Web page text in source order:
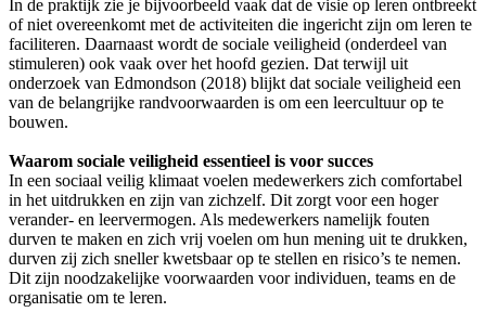
In de praktijk zie je bijvoorbeeld vaak dat de visie op leren ontbreekt
of niet overeenkomt met de activiteiten die ingericht zijn om leren te
faciliteren. Daarnaast wordt de sociale veiligheid (onderdeel van
stimuleren) ook vaak over het hoofd gezien. Dat terwijl uit
onderzoek van Edmondson (2018) blijkt dat sociale veiligheid een
van de belangrijke randvoorwaarden is om een leercultuur op te
bouwen.
Waarom sociale veiligheid essentieel is voor succes
In een sociaal veilig klimaat voelen medewerkers zich comfortabel
in het uitdrukken en zijn van zichzelf. Dit zorgt voor een hoger
verander- en leervermogen. Als medewerkers namelijk fouten
durven te maken en zich vrij voelen om hun mening uit te drukken,
durven zij zich sneller kwetsbaar op te stellen en risico’s te nemen.
Dit zijn noodzakelijke voorwaarden voor individuen, teams en de
organisatie om te leren.